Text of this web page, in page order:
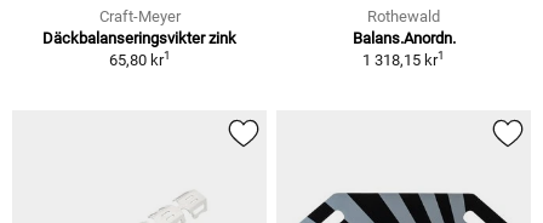
Craft-Meyer
Däckbalanseringsvikter zink
65,80 kr1
Rothewald
Balans.Anordn.
1 318,15 kr1